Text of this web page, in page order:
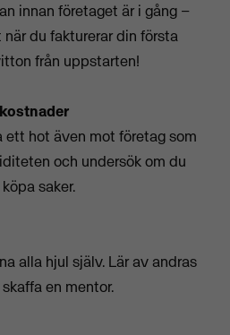
innan företaget är i gång –
du fakturerar din första
från uppstarten!
hot även mot företag som
och undersök om du
saker.
alla hjul själv. Lär av andras
en mentor.